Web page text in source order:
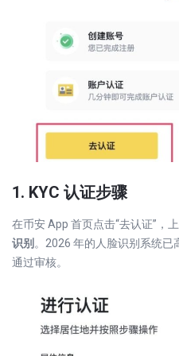
1. KYC 认证步骤
在币安 App 首页点击“去认证”，
识别 。2026 年的人脸识别系统已
通过审核。